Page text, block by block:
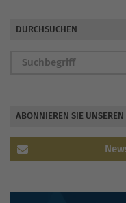
DURCHSUCHEN
ABONNIEREN SIE UNSEREN